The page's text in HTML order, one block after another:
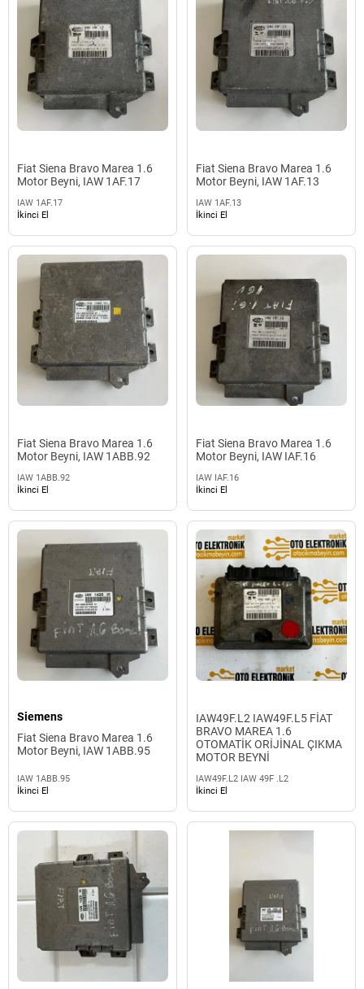
Fiat Siena Bravo Marea 1.6
Motor Beyni, IAW 1AF.17
IAW 1AF.17
İkinci El
Fiat Siena Bravo Marea 1.6
Motor Beyni, IAW 1AF.13
IAW 1AF.13
İkinci El
Fiat Siena Bravo Marea 1.6
Motor Beyni, IAW 1ABB.92
IAW 1ABB.92
İkinci El
Fiat Siena Bravo Marea 1.6
Motor Beyni, IAW IAF.16
IAW IAF.16
İkinci El
Siemens
Fiat Siena Bravo Marea 1.6
Motor Beyni, IAW 1ABB.95
IAW 1ABB.95
İkinci El
IAW49F.L2 IAW49F.L5 FİAT
BRAVO MAREA 1.6
OTOMATİK ORİJİNAL ÇIKMA
MOTOR BEYNİ
IAW49F.L2 IAW 49F .L2
İkinci El